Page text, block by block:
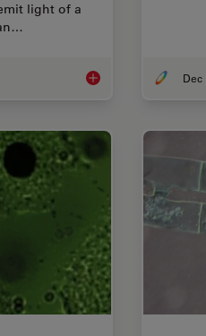
light of a
A Guide to Dec